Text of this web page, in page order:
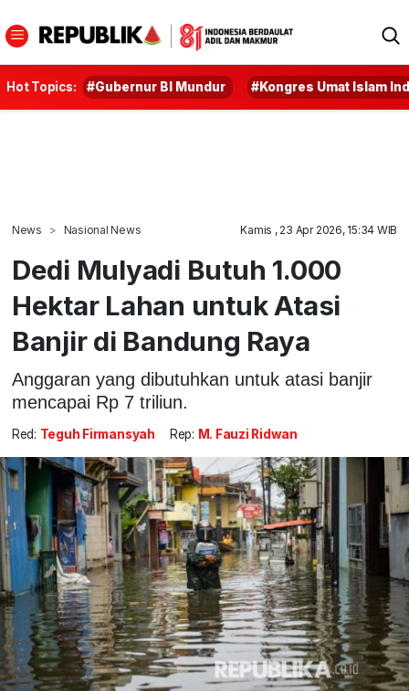
Hot Topics: #Gubernur BI Mundur #Kongres Umat Islam
News Nasional News Kamis , 23 Apr 2026, 15:34 WIB
Dedi Mulyadi Butuh 1.000
Hektar Lahan untuk Atasi
Banjir di Bandung Raya
Anggaran yang dibutuhkan untuk atasi banjir
mencapai Rp 7 triliun.
Red: Teguh Firmansyah Rep: M. Fauzi Ridwan